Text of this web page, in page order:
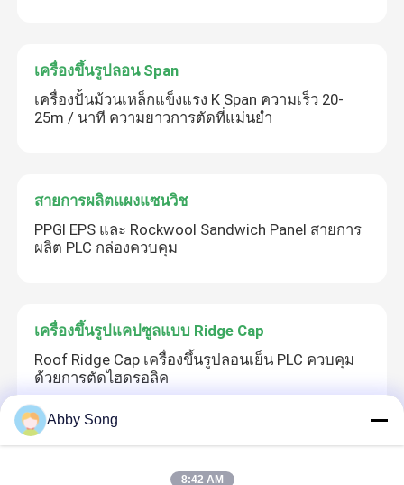
เครื่องขึ้นรูปลอน Span
เครื่องปั้นม้วนเหล็กแข็งแรง K Span ความเร็ว 20-
25m / นาที ความยาวการตัดที่แม่นยํา
สายการผลิตแผงแซนวิช
PPGI EPS และ Rockwool Sandwich Panel สายการ
ผลิต PLC กล่องควบคุม
เครื่องขึ้นรูปแคปซูลแบบ Ridge Cap
Roof Ridge Cap เครื่องขึ้นรูปลอนเย็น PLC ควบคุม
ด้วยการตัดไฮดรอลิค
Abby Song
8:42 AM